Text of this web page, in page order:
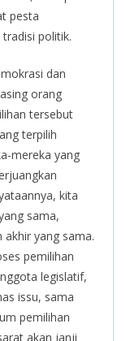
pesta
politik.
dan
orang
tersebut
terpilih
mereka yang
kita
sama,
yang sama.
pemilihan
legislatif,
issu, sama
pemilihan
akan janji